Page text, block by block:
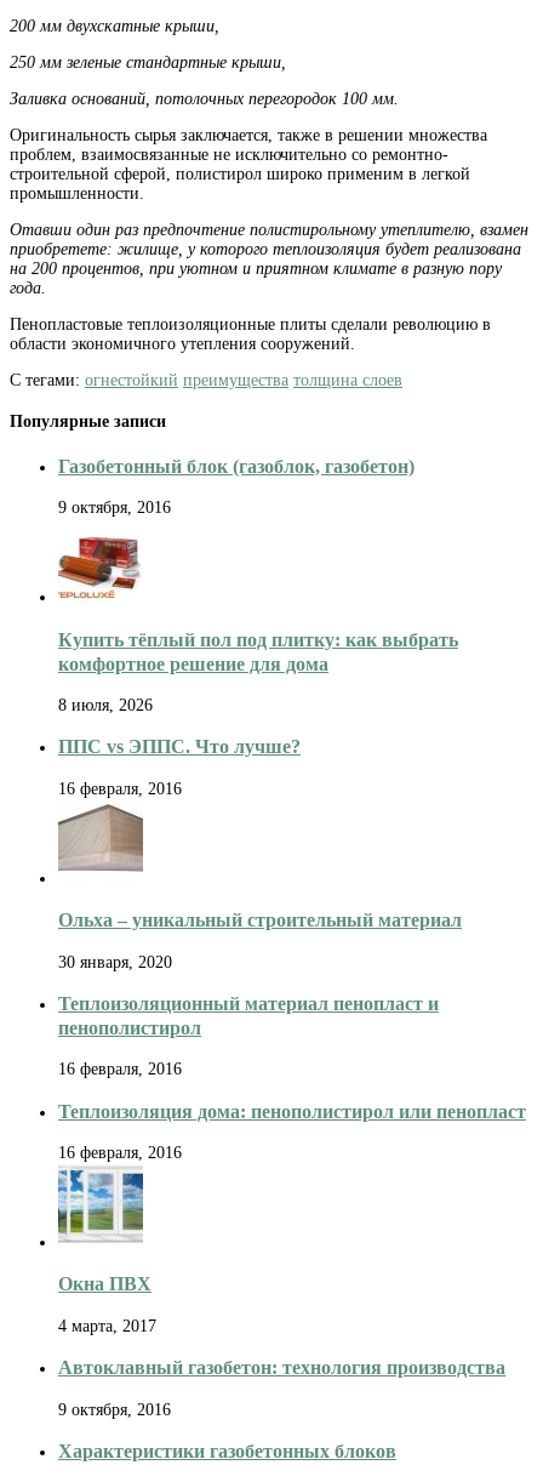
200 мм двухскатные крыши,
250 мм зеленые стандартные крыши,
Заливка оснований, потолочных перегородок 100 мм.
Оригинальность сырья заключается, также в решении множества
проблем, взаимосвязанные не исключительно со ремонтно-
строительной сферой, полистирол широко применим в легкой
промышленности.
Отавши один раз предпочтение полистирольному утеплителю, взамен
приобретете: жилище, у которого теплоизоляция будет реализована
на 200 процентов, при уютном и приятном климате в разную пору
года.
Пенопластовые теплоизоляционные плиты сделали революцию в
области экономичного утепления сооружений.
С тегами: огнестойкий преимущества толщина слоев
Популярные записи
Газобетонный блок (газоблок, газобетон)
9 октября, 2016
Купить тёплый пол под плитку: как выбрать
комфортное решение для дома
8 июля, 2026
ППС vs ЭППС. Что лучше?
16 февраля, 2016
Ольха – уникальный строительный материал
30 января, 2020
Теплоизоляционный материал пенопласт и
пенополистирол
16 февраля, 2016
Теплоизоляция дома: пенополистирол или пенопласт
16 февраля, 2016
Окна ПВХ
4 марта, 2017
Автоклавный газобетон: технология производства
9 октября, 2016
Характеристики газобетонных блоков